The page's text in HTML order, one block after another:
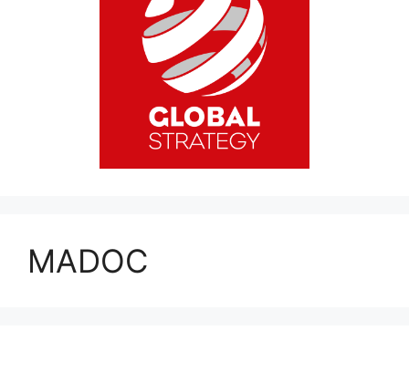
MADOC